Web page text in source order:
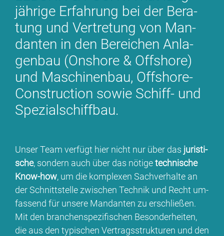
jäh­ri­ge Er­fah­rung bei der Be­ra­
tung und Ver­tre­tung von Man­
dan­ten in den Be­rei­chen An­la­
gen­bau (Onshore & Off­shore)
und Ma­schi­nen­bau, Off­shore-
Con­s­truc­tion so­wie Schiff- und
Spe­zi­al­schiff­bau.
Un­ser Team ver­fügt hier nicht nur über das ju­ris­ti­
sche, son­dern auch über das nö­ti­getech­ni­sche
Know-how, um die kom­ple­xen Sach­ver­hal­te an
der Schnitt­stel­le zwi­schen Tech­nik und Recht um­
fas­send für un­se­re Man­dan­ten zu er­schlie­ßen.
Mit den bran­chen­spe­zi­fi­schen Be­son­der­hei­ten,
die aus den ty­pi­schen Ver­trags­struk­tu­ren und den